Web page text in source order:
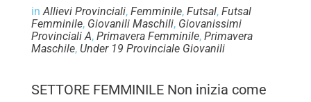
inAllievi Provinciali,Femminile,Futsal,Futsal
Femminile, Giovanili Maschili, Giovanissimi
Provinciali A,Primavera Femminile,Primavera
Maschile, Under 19 Provinciale Giovanili
SETTORE FEMMINILE Non inizia come